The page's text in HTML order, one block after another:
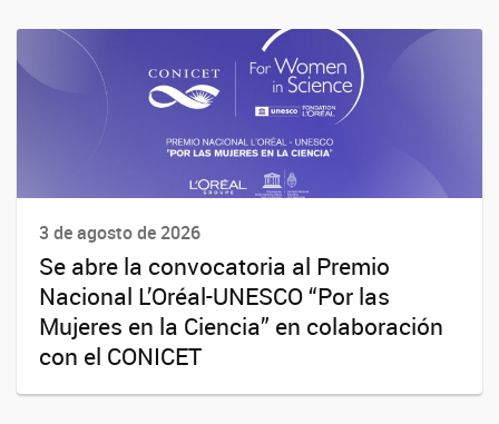
3 de agosto de 2026
Se abre la convocatoria al Premio
Nacional L’Oréal-UNESCO “Por las
Mujeres en la Ciencia” en colaboración
con el CONICET